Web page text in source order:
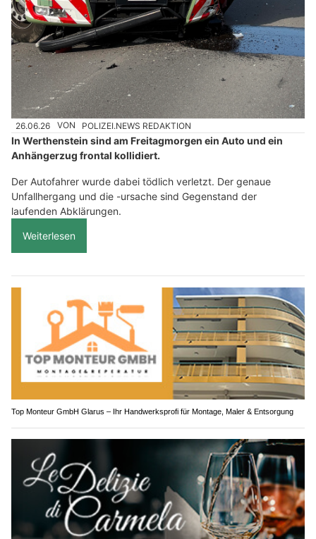
26.06.26 VON POLIZEI.NEWS REDAKTION
In Werthenstein sind am Freitagmorgen ein Auto und ein
Anhängerzug frontal kollidiert.
Der Autofahrer wurde dabei tödlich verletzt. Der genaue
Unfallhergang und die -ursache sind Gegenstand der
laufenden Abklärungen.
Weiterlesen
Top Monteur GmbH Glarus – Ihr Handwerksprofi für Montage, Maler & Entsorgung